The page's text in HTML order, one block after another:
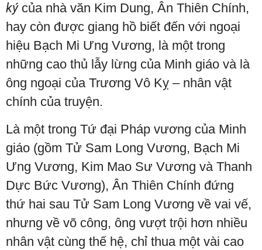
kýcủa nhà văn Kim Dung, Ân Thiên Chính,
hay còn được giang hồ biết đến với ngoại
hiệu Bạch Mi Ưng Vương, là một trong
những cao thủ lẫy lừng của Minh giáo và là
ông ngoại của Trương Vô Kỵ – nhân vật
chính của truyện.
Là một trong Tứ đại Pháp vương của Minh
giáo (gồm Tử Sam Long Vương, Bạch Mi
Ưng Vương, Kim Mao Sư Vương và Thanh
Dực Bức Vương), Ân Thiên Chính đứng
thứ hai sau Tử Sam Long Vương về vai vế,
nhưng về võ công, ông vượt trội hơn nhiều
nhân vật cùng thế hệ, chỉ thua một vài cao